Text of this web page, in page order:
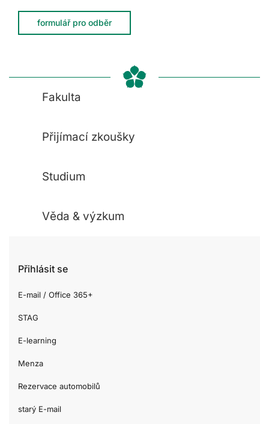
formulář pro odběr
Fakulta
Přijímací zkoušky
Studium
Věda & výzkum
Přihlásit se
E-mail / Office 365+
STAG
E-learning
Menza
Rezervace automobilů
starý E-mail